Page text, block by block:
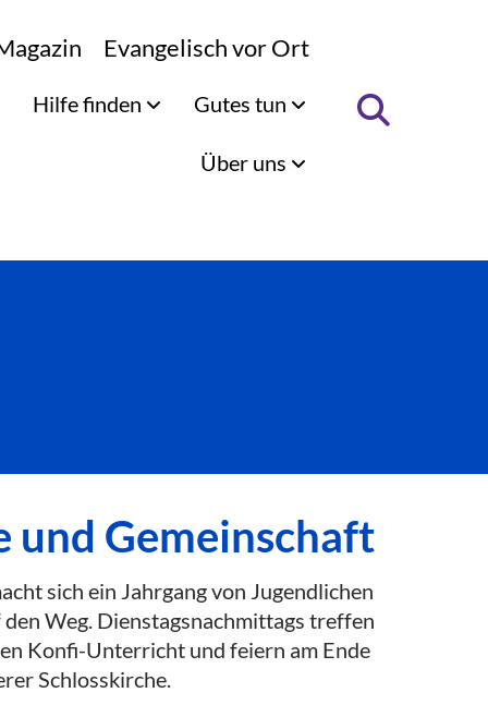
Evangelisch vor Ort
Hilfe finden Gutes tun
Über uns
und Gemeinschaft
sich ein Jahrgang von Jugendlichen
Weg. Dienstagsnachmittags treffen
Konfi-Unterricht und feiern am Ende
Schlosskirche.